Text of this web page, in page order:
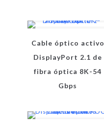
Cable óptico activo
DisplayPort 2.1 de
fibra óptica 8K-54
Gbps